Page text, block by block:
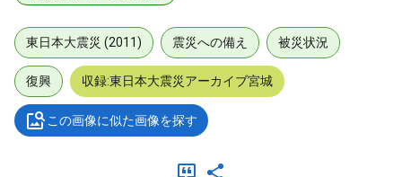
東日本大震災 (2011) 震災への備え 被災状況
復興 収録:東日本大震災アーカイブ宮城
この画像に似た画像を探す